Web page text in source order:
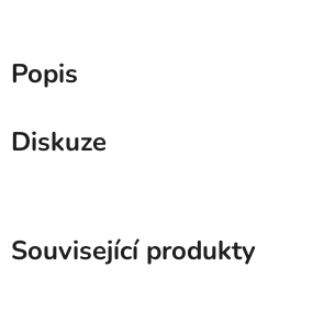
Popis
Diskuze
Související produkty